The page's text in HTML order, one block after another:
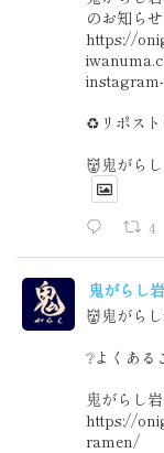
のお知らせ
https://
♻️リポスト
👹鬼がら
4
鬼がらし
👹鬼がら
❔よくあ
鬼がらし
https://
ramen/